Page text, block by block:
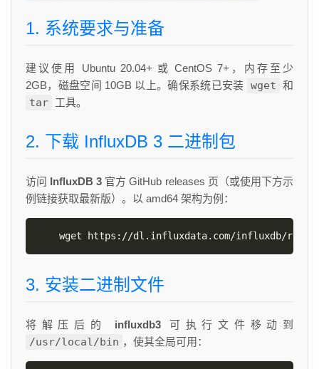
1. 系统要求与准备
建议使用 Ubuntu 20.04+ 或 CentOS 7+，内存至少
2GB，磁盘空间 10GB 以上。确保系统已安装 wget 和
tar 工具。
2. 下载 InfluxDB 3 二进制包
访问 InfluxDB 3 官方 GitHub releases 页（或使用下方示
例链接获取最新版）。以 amd64 架构为例：
wget https://dl.influxdata.com/influxdb/
3. 安装二进制文件
将解压后的 influxdb3 可执行文件移动到
/usr/local/bin ，使其全局可用：